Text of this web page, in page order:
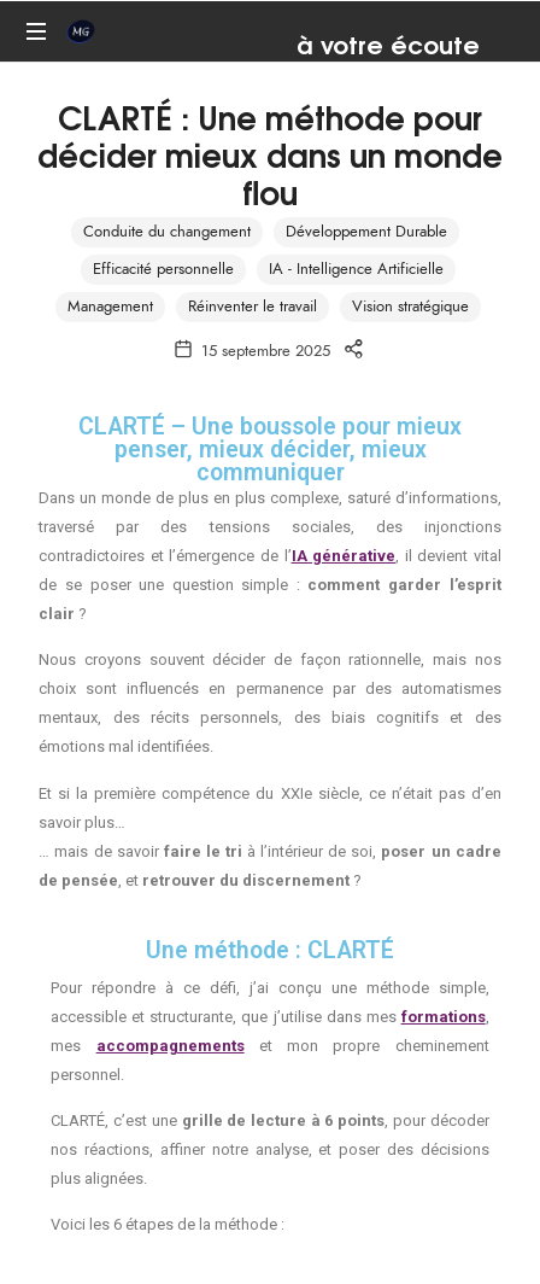
à votre écoute
07 81 82 93 67
formation,
coaching,
médiation
CLARTÉ : Une méthode pour
décider mieux dans un monde
flou
Conduite du changement
Développement Durable
Efficacité personnelle
IA - Intelligence Artificielle
Management
Réinventer le travail Vision stratégique
15 septembre 2025
CLARTÉ – Une boussole pour mieux
penser, mieux décider, mieux
communiquer
Dans un monde de plus en plus complexe, saturé d’informations,
traversé par des tensions sociales, des injonctions
contradictoires et l’émergence de l’IA générative, il devient vital
de se poser une question simple : comment garder l’esprit
clair ?
Nous croyons souvent décider de façon rationnelle, mais nos
choix sont influencés en permanence par des automatismes
mentaux, des récits personnels, des biais cognitifs et des
émotions mal identifiées.
Et si la première compétence du XXIe siècle, ce n’était pas d’en
savoir plus…
… mais de savoir faire le tri à l’intérieur de soi, poser un cadre
de pensée , et retrouver du discernement ?
Une méthode : CLARTÉ
Pour répondre à ce défi, j’ai conçu une méthode simple,
accessible et structurante, que j’utilise dans mes formations,
mes accompagnementset mon propre cheminement
personnel.
CLARTÉ, c’est une grille de lecture à 6 points, pour décoder
nos réactions, affiner notre analyse, et poser des décisions
plus alignées.
Voici les 6 étapes de la méthode :